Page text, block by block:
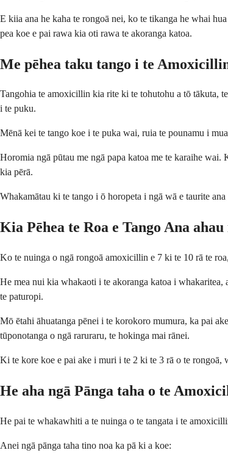
E kiia ana he kaha te rongoā nei, ko te tikanga he whai
pea koe e pai rawa kia oti rawa te akoranga katoa.
Me pēhea taku tango i te
Tangohia te amoxicillin kia rite ki te tohutohu a tō tākuta,
i te puku.
Mēnā kei te tango koe i te puka wai, ruia te pounamu i
Horomia ngā pūtau me ngā papa katoa me te karaihe
kia pērā.
Whakamātau ki te tango i ō horopeta i ngā wā e taurite
Kia Pēhea te Roa e Tango Ana
Ko te nuinga o ngā rongoā amoxicillin e 7 ki te 10 rā te
He mea nui kia whakaoti i te akoranga katoa i
te paturopi.
Mō ētahi āhuatanga pēnei i te korokoro mumura, ka pai
tūponotanga o ngā raruraru, te hokinga mai rānei.
Ki te kore koe e pai ake i muri i te 2 ki te 3 rā o te rongoā,
He aha ngā Pānga taha o te
He pai te whakawhiti a te nuinga o te tangata i te
Anei ngā pānga taha tino noa ka pā ki a koe: